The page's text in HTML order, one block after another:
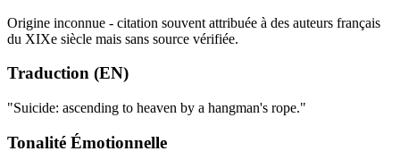
Origine inconnue - citation souvent attribuée à des auteurs français
du XIXe siècle mais sans source vérifiée.
Traduction (EN)
"Suicide: ascending to heaven by a hangman's rope."
Tonalité Émotionnelle